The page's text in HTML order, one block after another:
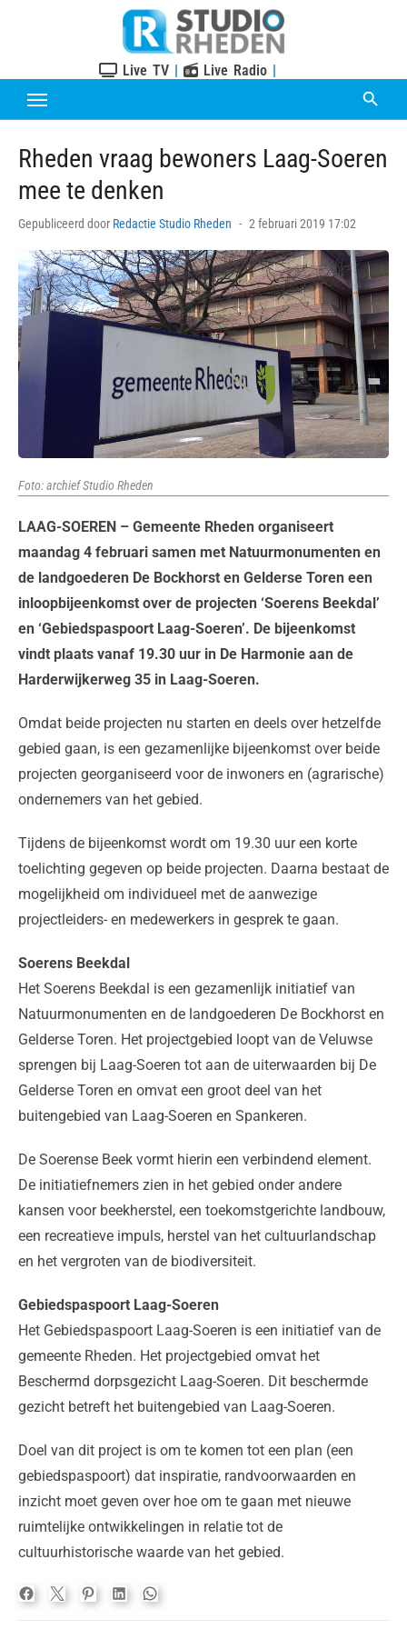
Live TV | Live Radio |
Rheden vraag bewoners Laag-Soeren
mee te denken
Gepubliceerd door Redactie Studio Rheden
Posted
2 februari 2019 17:02
Foto: archief Studio Rheden
LAAG-SOEREN – Gemeente Rheden organiseert
maandag 4 februari samen met Natuurmonumenten en
de landgoederen De Bockhorst en Gelderse Toren een
inloopbijeenkomst over de projecten ‘Soerens Beekdal’
en ‘Gebiedspaspoort Laag-Soeren’. De bijeenkomst
vindt plaats vanaf 19.30 uur in De Harmonie aan de
Harderwijkerweg 35 in Laag-Soeren.
Omdat beide projecten nu starten en deels over hetzelfde
gebied gaan, is een gezamenlijke bijeenkomst over beide
projecten georganiseerd voor de inwoners en (agrarische)
ondernemers van het gebied.
Tijdens de bijeenkomst wordt om 19.30 uur een korte
toelichting gegeven op beide projecten. Daarna bestaat de
mogelijkheid om individueel met de aanwezige
projectleiders- en medewerkers in gesprek te gaan.
Soerens Beekdal
Het Soerens Beekdal is een gezamenlijk initiatief van
Natuurmonumenten en de landgoederen De Bockhorst en
Gelderse Toren. Het projectgebied loopt van de Veluwse
sprengen bij Laag-Soeren tot aan de uiterwaarden bij De
Gelderse Toren en omvat een groot deel van het
buitengebied van Laag-Soeren en Spankeren.
De Soerense Beek vormt hierin een verbindend element.
De initiatiefnemers zien in het gebied onder andere
kansen voor beekherstel, een toekomstgerichte landbouw,
een recreatieve impuls, herstel van het cultuurlandschap
en het vergroten van de biodiversiteit.
Gebiedspaspoort Laag-Soeren
Het Gebiedspaspoort Laag-Soeren is een initiatief van de
gemeente Rheden. Het projectgebied omvat het
Beschermd dorpsgezicht Laag-Soeren. Dit beschermde
gezicht betreft het buitengebied van Laag-Soeren.
Doel van dit project is om te komen tot een plan (een
gebiedspaspoort) dat inspiratie, randvoorwaarden en
inzicht moet geven over hoe om te gaan met nieuwe
ruimtelijke ontwikkelingen in relatie tot de
cultuurhistorische waarde van het gebied.